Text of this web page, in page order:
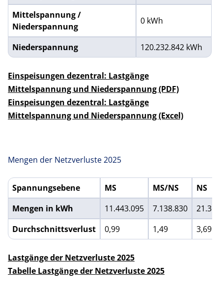
Mittelspannung /
Niederspannung
0 kWh
Niederspannung 120.232.842 kWh
Einspeisungen dezentral: Lastgänge
Mittelspannung und Niederspannung (PDF)
Einspeisungen dezentral: Lastgänge
Mittelspannung und Niederspannung (Excel)
Mengen der Netzverluste 2025
Mengen der Netzverluste Brutto- und
Spannungsebene MS MS/NS
NS
Mengen in kWh
11.443.095 7.138.830
Durchschnittsverlust
0,99 1,49 3,69
Lastgänge der Netzverluste 2025
Tabelle Lastgänge der Netzverluste 2025